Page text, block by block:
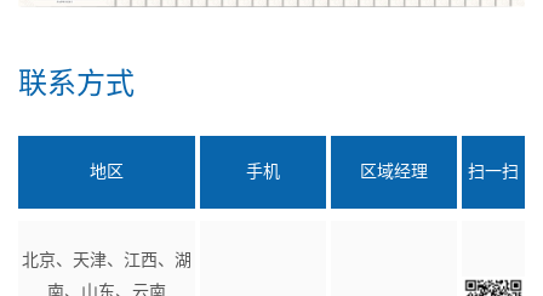
联系方式
地区 手机 区域经理 扫一扫
北京、天津、江西、湖
南、山东、云南